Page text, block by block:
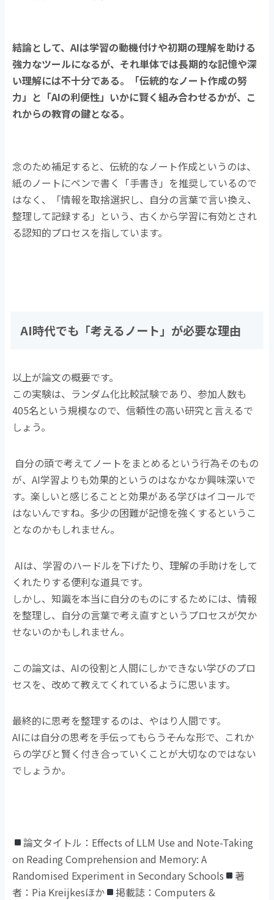
結論として、AIは学習の動機付けや初期の理解を助ける
強力なツールになるが、それ単体では長期的な記憶や深
い理解には不十分である。「伝統的なノート作成の努
力」と「AIの利便性」いかに賢く組み合わせるかが、こ
れからの教育の鍵となる。
念のため補足すると、伝統的なノート作成というのは、
紙のノートにペンで書く「手書き」を推奨しているので
はなく、「情報を取捨選択し、自分の言葉で言い換え、
整理して記録する」という、古くから学習に有効とされ
る認知的プロセスを指しています。
AI時代でも「考えるノート」が必要な理由
以上が論文の概要です。
この実験は、ランダム化比較試験であり、参加人数も
405名という規模なので、信頼性の高い研究と言えるで
しょう。
自分の頭で考えてノートをまとめるという行為そのもの
が、AI学習よりも効果的というのはなかなか興味深いで
す。楽しいと感じることと効果がある学びはイコールで
はないんですね。多少の困難が記憶を強くするというこ
となのかもしれません。
AIは、学習のハードルを下げたり、理解の手助けをして
くれたりする便利な道具です。
しかし、知識を本当に自分のものにするためには、情報
を整理し、自分の言葉で考え直すというプロセスが欠か
せないのかもしれません。
この論文は、AIの役割と人間にしかできない学びのプロ
セスを、改めて教えてくれているように思います。
最終的に思考を整理するのは、やはり人間です。
AIには自分の思考を手伝ってもらう――そんな形で、これか
らの学びと賢く付き合っていくことが大切なのではない
でしょうか。
論文タイトル：Effects of LLM Use and Note-Taking
on Reading Comprehension and Memory: A
Randomised Experiment in Secondary Schools
著
者：Pia Kreijkesほか
掲載誌：Computers &